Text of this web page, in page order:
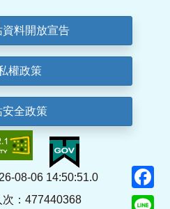
資料開放宣告
權政策
安全政策
08-06 14:50:51.0
次：477440368